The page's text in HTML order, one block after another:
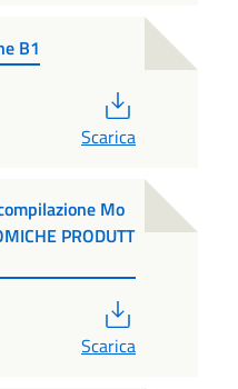
B1
Scarica
Mo
PRODUTT
Scarica